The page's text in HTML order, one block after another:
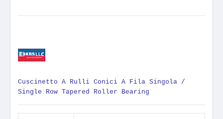
Cuscinetto A Rulli Conici A Fila Singola /
Single Row Tapered Roller Bearing